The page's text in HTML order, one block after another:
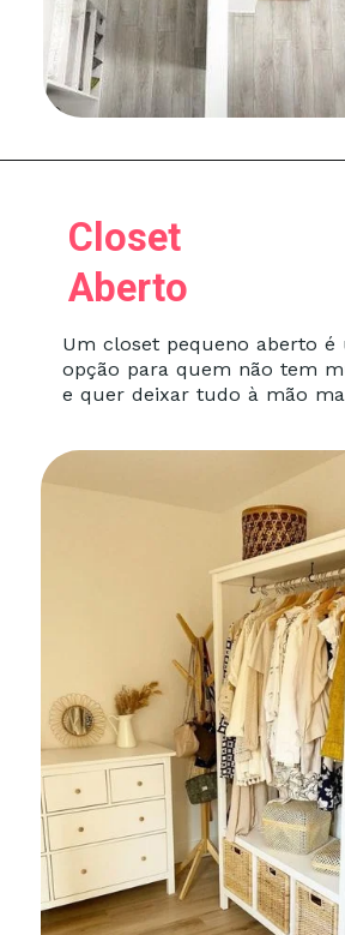
Um closet pequeno aberto é
opção para quem não tem
e quer deixar tudo à mão
Closet
Aberto